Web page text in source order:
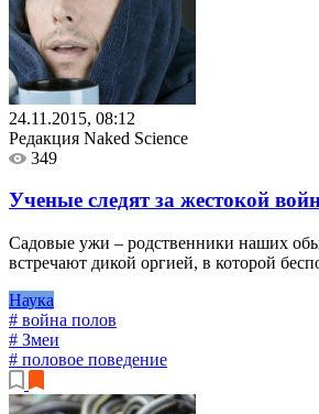
24.11.2015, 08:12
Редакция Naked Science
349
Ученые следят за жестокой
Садовые ужи – родственники наших
встречают дикой оргией, в которой
Наука
# война полов
# Змеи
# половое поведение